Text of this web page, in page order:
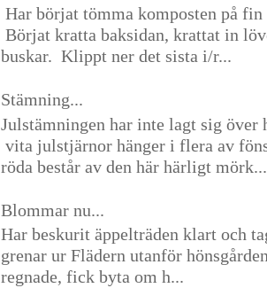
Har börjat tömma komposten på
Börjat kratta baksidan, krattat in
buskar. Klippt ner det sista i/r...
Stämning...
Julstämningen har inte lagt sig över
vita julstjärnor hänger i flera av
röda består av den här härligt mörk...
Blommar nu...
Har beskurit äppelträden klart och
grenar ur Flädern utanför
regnade, fick byta om h...